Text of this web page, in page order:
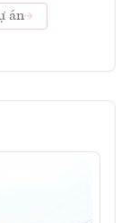
án